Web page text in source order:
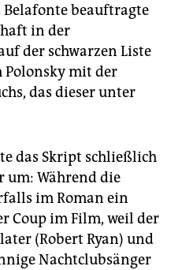
Belafonte beauftragte
in der
der schwarzen Liste
Polonsky mit der
das dieser unter
das Skript schließlich
Während die
im Roman ein
Coup im Film, weil der
(Robert Ryan) und
Nachtclubsänger